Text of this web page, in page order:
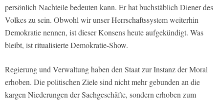
persönlich Nachteile bedeuten kann. Er hat buchstäblich Diener des
Volkes zu sein. Obwohl wir unser Herrschaftssystem weiterhin
Demokratie nennen, ist dieser Konsens heute aufgekündigt. Was
bleibt, ist ritualisierte Demokratie-Show.
Regierung und Verwaltung haben den Staat zur Instanz der Moral
erhoben. Die politischen Ziele sind nicht mehr gebunden an die
kargen Niederungen der Sachgeschäfte, sondern erhoben zum